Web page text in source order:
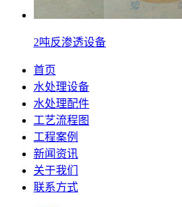
2吨反渗透设备
首页
水处理设备
水处理配件
工艺流程图
工程案例
新闻资讯
关于我们
联系方式